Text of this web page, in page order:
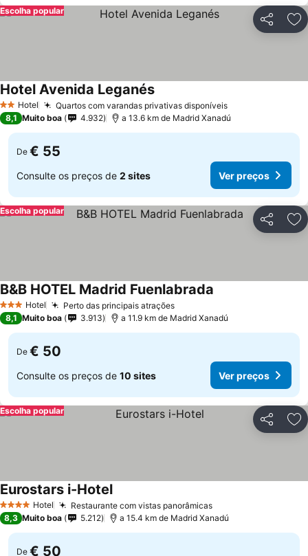
Partilhar
Escolha popular
2 Estrelas
Hotel Quartos com varandas privativas disponíveis
Hotel Avenida Leganés
8,1 Muito boa 4.932 a 13.6 km de Madrid Xanadú
De € 55
Consulte os preços de 2 sites Ver preços
Partilhar
Escolha popular
3 EstrelasHotel Perto das principais atrações
B&B HOTEL Madrid Fuenlabrada
8,1 Muito boa 3.913 a 11.9 km de Madrid Xanadú
De € 50
Consulte os preços de 10 sites Ver preços
Partilhar
Escolha popular
4 EstrelasHotel Restaurante com vistas panorâmicas
Eurostars i-Hotel
8,3 Muito boa 5.212 a 15.4 km de Madrid Xanadú
De € 50